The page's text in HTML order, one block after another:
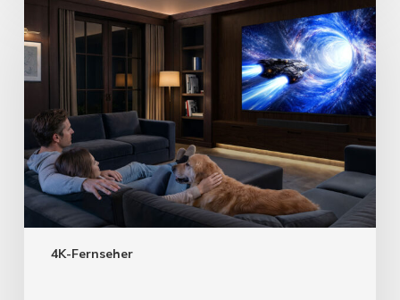
4K-Fernseher